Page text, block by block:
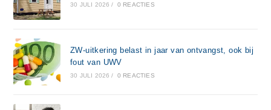
30 JULI 2026 / 0 REACTIES
ZW-uitkering belast in jaar van ontvangst, ook bij
fout van UWV
30 JULI 2026 / 0 REACTIES